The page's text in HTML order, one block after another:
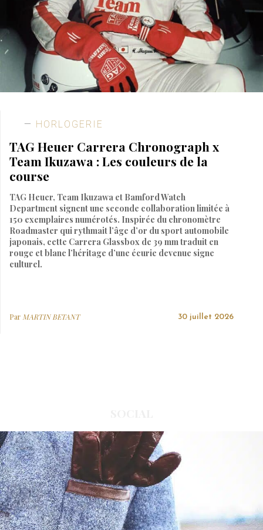
HORLOGERIE
TAG Heuer Carrera Chronograph x
Team Ikuzawa : Les couleurs de la
course
TAG Heuer, Team Ikuzawa et Bamford Watch
Department signent une seconde collaboration limitée à
150 exemplaires numérotés. Inspirée du chronomètre
Roadmaster qui rythmait l’âge d’or du sport automobile
japonais, cette Carrera Glassbox de 39 mm traduit en
rouge et blanc l’héritage d’une écurie devenue signe
culturel.
Par MARTIN BETANT 30 juillet 2026